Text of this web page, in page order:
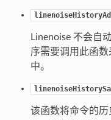
Linenoise 不会自
序需要调用此函
中。
该函数将命令的